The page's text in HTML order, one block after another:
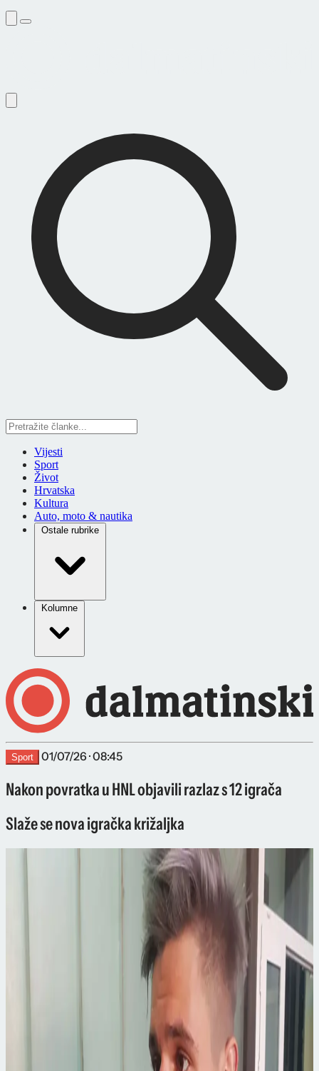
Vijesti
Sport
Život
Hrvatska
Kultura
Auto, moto & nautika
Ostale rubrike
Kolumne
Sport 01/07/26 · 08:45
Nakon povratka u HNL objavili razlaz s 12 igrača
Slaže se nova igračka križaljka